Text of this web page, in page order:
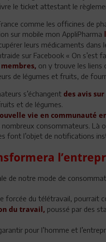
le ticket attestant le
comme les officines de
sur mobile mon AppliPharma
leurs médicaments
sur Facebook « On
on y trouve les liens
de légumes et fruits, de
s’échangent des avis
et de légumes.
vie en communauté
consommateurs. Là
font l’objet de notifications
de notre mode de
forcée du télétravail, pourrait
du travail, poussé par des
pour l’homme et